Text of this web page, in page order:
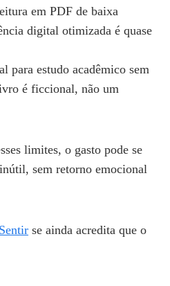
em PDF de baixa
digital otimizada é quase
para estudo acadêmico sem
é ficcional, não um
limites, o gasto pode se
sem retorno emocional
se ainda acredita que o